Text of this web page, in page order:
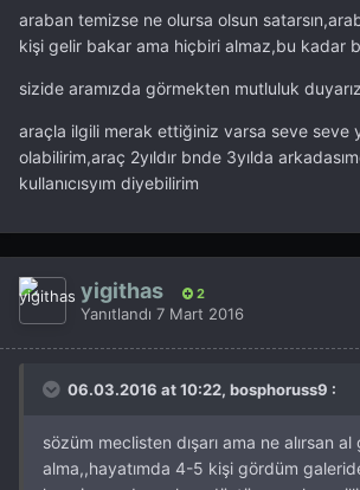
araban temizse ne olursa olsun
kişi gelir bakar ama hiçbiri almaz,bu kadar
sizide aramızda görmekten mutluluk duyarız
araçla ilgili merak ettiğiniz varsa seve seve
olabilirim,araç 2yıldır bnde 3yılda
kullanıcısyım diyebilirim
yigithas 2
Yanıtlandı 7 Mart 2016
06.03.2016 at 10:22, bosphoruss9 :
sözüm meclisten dışarı ama ne alırsan
alma,,hayatımda 4-5 kişi gördüm